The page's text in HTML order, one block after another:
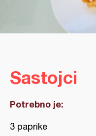
Sastojci
Potrebno je:
3 paprike